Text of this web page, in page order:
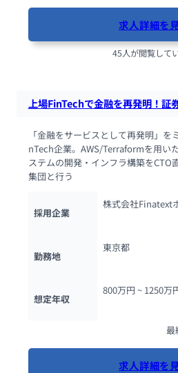
求人詳細を
45人が閲覧して
上場FinTechで金融を再発明！証
「金融をサービスとして再発明」
nTech企業。AWS/Terraformを用い
ステムの開発・インフラ構築をCTO
集団と行う
採用企業
株式会社Finatext
勤務地
東京都
想定年収
800万円 ~ 1250万
最
求人詳細を